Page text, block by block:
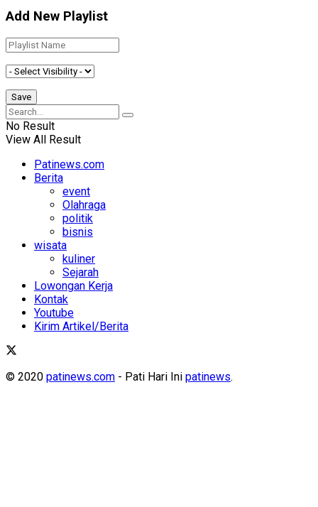
Add New Playlist
No Result
View All Result
Patinews.com
Berita
event
Olahraga
politik
bisnis
wisata
kuliner
Sejarah
Lowongan Kerja
Kontak
Youtube
Kirim Artikel/Berita
© 2020 patinews.com - Pati Hari Ini patinews.